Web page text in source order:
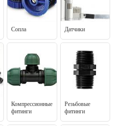
Сопла Датчики
Компрессионные
фитинги
Резьбовые
фитинги